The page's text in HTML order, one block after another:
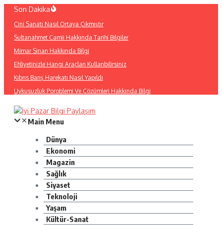
İçeriğe
Son Dakika
Çini Sanatı Nasıl Ortaya Çıkmıştır
Sultanahmet Camii Hakkında Tarihi Bilgiler
Mimar Sinan Hakkında Bilgi
Ehliyetinizle Hangi Araçları Kullanbilirsiniz
Kıbrıs Barış Harekatı Nasıl Yapıldı
Uykusuzluk Poroblemi Ve Çözümleri Hakkında Bilgi
Main Menu
Dünya
Ekonomi
Magazin
Sağlık
Siyaset
Teknoloji
Yaşam
Kültür-Sanat